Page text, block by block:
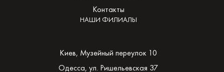
Контакты
НАШИ ФИЛИАЛЫ
Киев, Музейный переулок 10
Одесса, ул. Ришельевская 37